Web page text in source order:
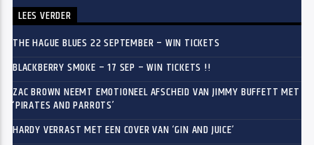
LEES VERDER
THE HAGUE BLUES 22 SEPTEMBER – WIN TICKETS
BLACKBERRY SMOKE – 17 SEP – WIN TICKETS !!
ZAC BROWN NEEMT EMOTIONEEL AFSCHEID VAN JIMMY BUFFETT MET
‘PIRATES AND PARROTS’
HARDY VERRAST MET EEN COVER VAN ‘GIN AND JUICE’